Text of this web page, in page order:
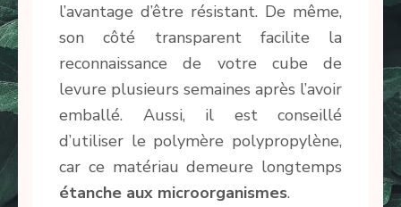
l’avantage d’être résistant. De même,
son côté transparent facilite la
reconnaissance de votre cube de
levure plusieurs semaines après l’avoir
emballé. Aussi, il est conseillé
d’utiliser le polymère polypropylène,
car ce matériau demeure longtemps
étanche aux microorganismes.